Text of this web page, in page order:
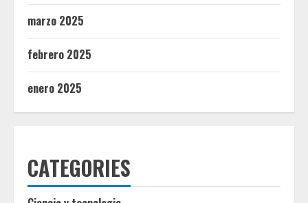
marzo 2025
febrero 2025
enero 2025
CATEGORIES